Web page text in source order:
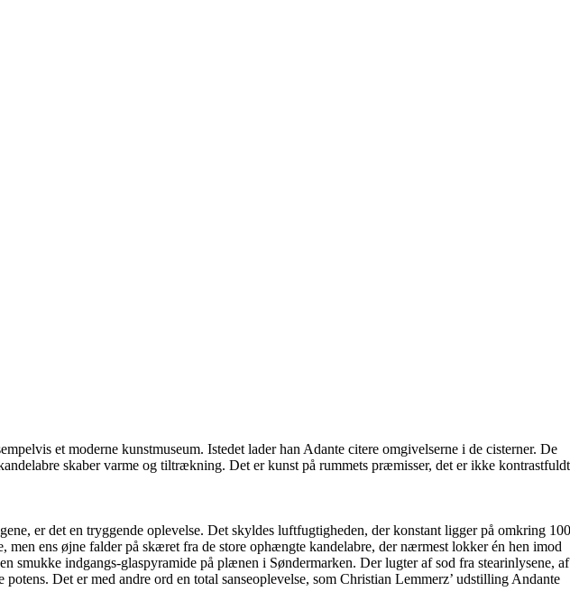
et moderne kunstmuseum. Istedet lader han Adante citere omgivelserne i de cisterner. De
skaber varme og tiltrækning. Det er kunst på rummets præmisser, det er ikke
er det en tryggende oplevelse. Det skyldes luftfugtigheden, der konstant ligger på omkring 100
ens øjne falder på skæret fra de store ophængte kandelabre, der nærmest lokker én hen imod
smukke indgangs-glaspyramide på plænen i Søndermarken. Der lugter af sod fra stearinlysene, af
Det er med andre ord en total sanseoplevelse, som Christian Lemmerz’ udstilling Andante